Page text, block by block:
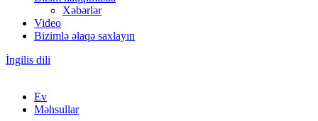
Xəbərlər
Video
Bizimlə əlaqə saxlayın
İngilis dili
Ev
Məhsullar